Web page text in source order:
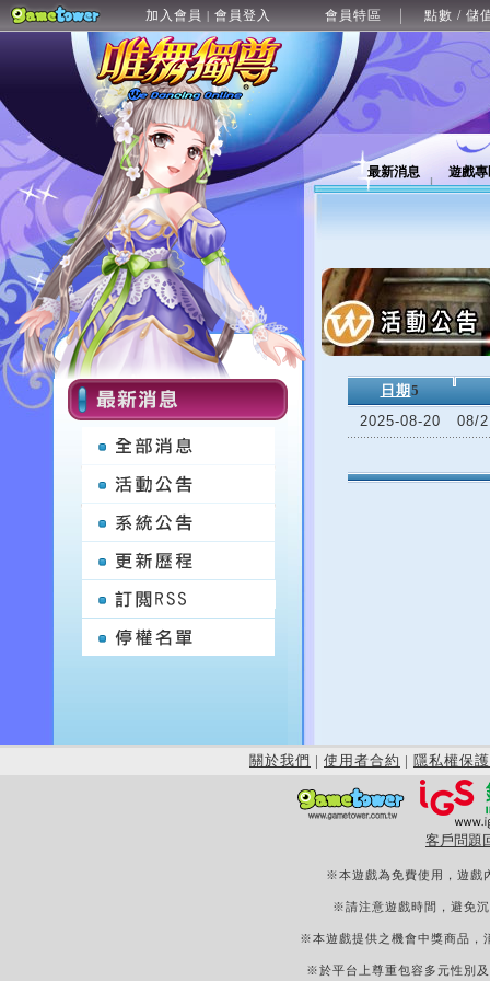
加入會員 | 會員登入 會員特區 點數 / 儲
最新消息 遊戲
日期 5
2025-08-20
08/
關於我們 | 使用者合約 | 隱私權保護
客戶問題
※本遊戲為免費使用，遊戲
※請注意遊戲時間，避免
※本遊戲提供之機會中獎商品，
※於平台上尊重包容多元性別